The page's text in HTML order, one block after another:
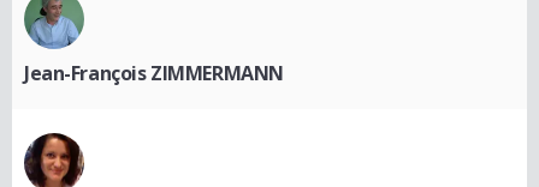
Jean-François ZIMMERMANN